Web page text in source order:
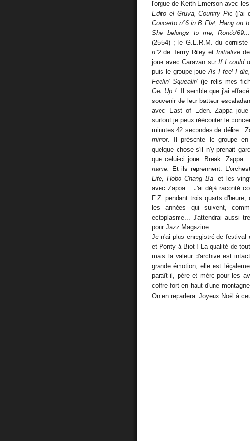
l'orgue de Keith Emerson avec
Edito el Gruva, Country Pie (j'ai
Concerto n°6 in B Flat, Hang on
She belongs to me, Rondo'69
(25'54) ; le G.E.R.M. du corniste
n°2 de Terrry Riley et Initiativede
joue avec Caravan surIf I could
puis le groupe joueAs I feel I
Feelin' Squealin' (je relis mes
Get Up !. Il semble que j'ai
souvenir de leur batteur
avec East of Eden. Zappa joue
surtout je peux réécouter le
minutes 42 secondes de délire :
mirror. Il présente le groupe en
quelque chose s'il n'y prenait
que celui-ci joue. Break. Zappa
name.
Et ils reprennent.
Life, Hobo Chang Ba , et les
avec Zappa... J'ai déjà raconté
F.Z. pendant trois quarts
les années qui suivent,
ectoplasme... J'attendrai aussi
pour Jazz Magazine
Je n'ai plus enregistré de festival
et Ponty à Biot ! La qualité de
mais la valeur d'archive est
grande émotion, elle est
paraît-il, père et mère pour les
coffre-fort en haut d'une
On en reparlera. Joyeux Noël à